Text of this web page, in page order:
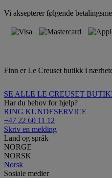
Vi aksepterer følgende
Finn er Le Creuset butikk i
SE ALLE LE CREUSET
Har du behov for hjelp?
RING KUNDESERVICE
+47 22 60 11 12
Skriv en melding
Land og språk
NORGE
NORSK
Norsk
Sosiale medier